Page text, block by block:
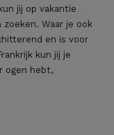
jij op vakantie
Waar je ook
en is voor
kun jij je
ogen hebt,